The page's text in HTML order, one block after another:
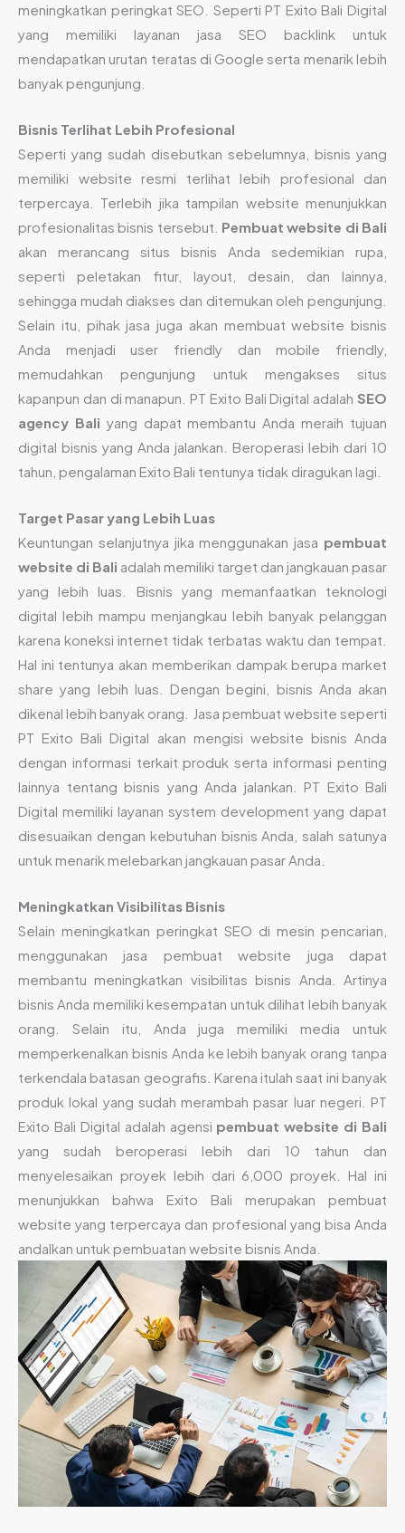
meningkatkan peringkat SEO. Seperti PT Exito Bali Digital
yang memiliki layanan jasa SEO backlink untuk
mendapatkan urutan teratas di Google serta menarik lebih
banyak pengunjung.
Bisnis Terlihat Lebih Profesional
Seperti yang sudah disebutkan sebelumnya, bisnis yang
memiliki website resmi terlihat lebih profesional dan
terpercaya. Terlebih jika tampilan website menunjukkan
profesionalitas bisnis tersebut. Pembuat website di Bali
akan merancang situs bisnis Anda sedemikian rupa,
seperti peletakan fitur, layout, desain, dan lainnya,
sehingga mudah diakses dan ditemukan oleh pengunjung.
Selain itu, pihak jasa juga akan membuat website bisnis
Anda menjadi user friendly dan mobile friendly,
memudahkan pengunjung untuk mengakses situs
kapanpun dan di manapun. PT Exito Bali Digital adalah SEO
agency Bali yang dapat membantu Anda meraih tujuan
digital bisnis yang Anda jalankan. Beroperasi lebih dari 10
tahun, pengalaman Exito Bali tentunya tidak diragukan lagi.
Target Pasar yang Lebih Luas
Keuntungan selanjutnya jika menggunakan jasa pembuat
website di Bali adalah memiliki target dan jangkauan pasar
yang lebih luas. Bisnis yang memanfaatkan teknologi
digital lebih mampu menjangkau lebih banyak pelanggan
karena koneksi internet tidak terbatas waktu dan tempat.
Hal ini tentunya akan memberikan dampak berupa market
share yang lebih luas. Dengan begini, bisnis Anda akan
dikenal lebih banyak orang. Jasa pembuat website seperti
PT Exito Bali Digital akan mengisi website bisnis Anda
dengan informasi terkait produk serta informasi penting
lainnya tentang bisnis yang Anda jalankan. PT Exito Bali
Digital memiliki layanan system development yang dapat
disesuaikan dengan kebutuhan bisnis Anda, salah satunya
untuk menarik melebarkan jangkauan pasar Anda.
Meningkatkan Visibilitas Bisnis
Selain meningkatkan peringkat SEO di mesin pencarian,
menggunakan jasa pembuat website juga dapat
membantu meningkatkan visibilitas bisnis Anda. Artinya
bisnis Anda memiliki kesempatan untuk dilihat lebih banyak
orang. Selain itu, Anda juga memiliki media untuk
memperkenalkan bisnis Anda ke lebih banyak orang tanpa
terkendala batasan geografis. Karena itulah saat ini banyak
produk lokal yang sudah merambah pasar luar negeri. PT
Exito Bali Digital adalah agensi pembuat website di Bali
yang sudah beroperasi lebih dari 10 tahun dan
menyelesaikan proyek lebih dari 6,000 proyek. Hal ini
menunjukkan bahwa Exito Bali merupakan pembuat
website yang terpercaya dan profesional yang bisa Anda
andalkan untuk pembuatan website bisnis Anda.